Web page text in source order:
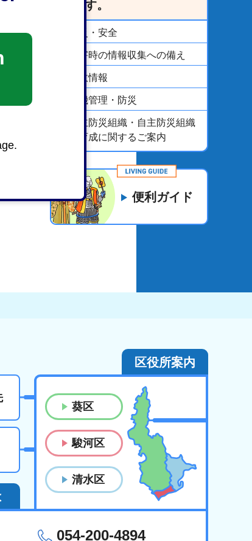
います。
防災・安全
災害時の情報収集への備え
市政情報
危機管理・防災
自主防災組織・自主防災組織
の育成に関するご案内
便利ガイド
区役所案内
葵区
駿河区
清水区
054-200-4894